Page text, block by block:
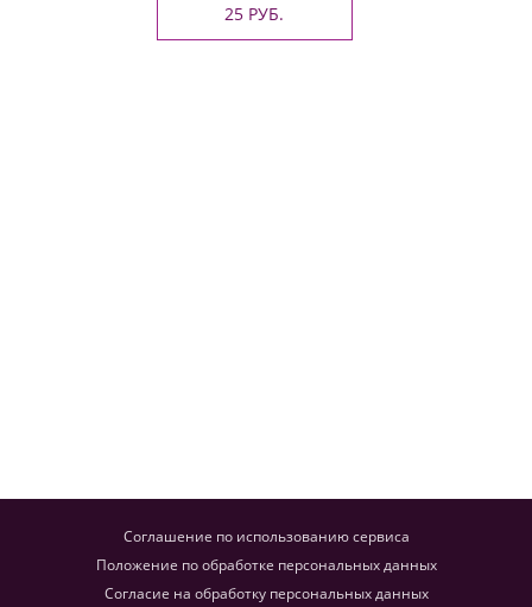
25 РУБ.
Соглашение по использованию сервиса
Положение по обработке персональных данных
Согласие на обработку персональных данных